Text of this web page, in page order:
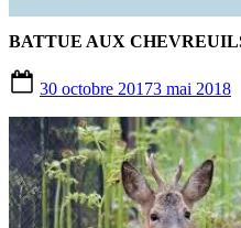
BATTUE AUX
on
30 octobre 20173 mai 2018